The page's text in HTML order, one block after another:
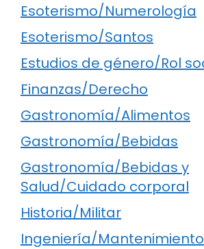
Esoterismo/Numerología
Esoterismo/Santos
Estudios de género/Rol
Finanzas/Derecho
Gastronomía/Alimentos
Gastronomía/Bebidas
Gastronomía/Bebidas y
Salud/Cuidado corporal
Historia/Militar
Ingeniería/Mantenimiento